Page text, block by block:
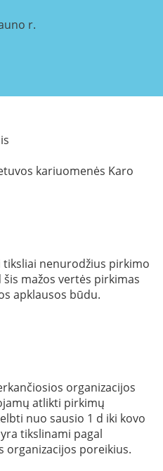
r.
kariuomenės Karo
nenurodžius pirkimo
mažos vertės pirkimas
apklausos būdu.
organizacijos
atlikti pirkimų
nuo sausio 1 d iki kovo
tikslinami pagal
organizacijos poreikius.